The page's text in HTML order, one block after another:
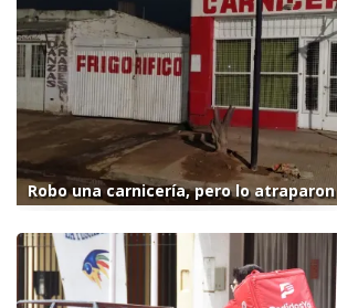
Robo una carnicería, pero lo atraparon